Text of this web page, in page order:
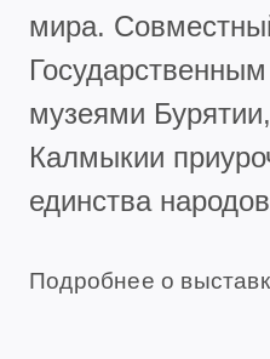
мира.
музеями
Калмыкии
единства
Подробнее о